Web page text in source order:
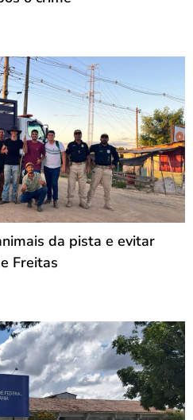
da pista e evitar
Freitas